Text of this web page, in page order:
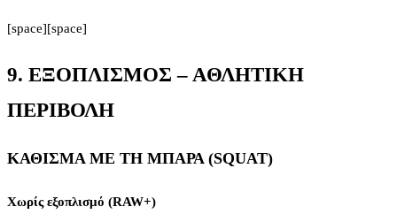
[space][space]
9. ΕΞΟΠΛΙΣΜΟΣ – ΑΘΛΗΤΙΚΗ
ΠΕΡΙΒΟΛΗ
ΚΑΘΙΣΜΑ ΜΕ ΤΗ ΜΠΑΡΑ (SQUAT)
Χωρίς εξοπλισμό (RAW+)